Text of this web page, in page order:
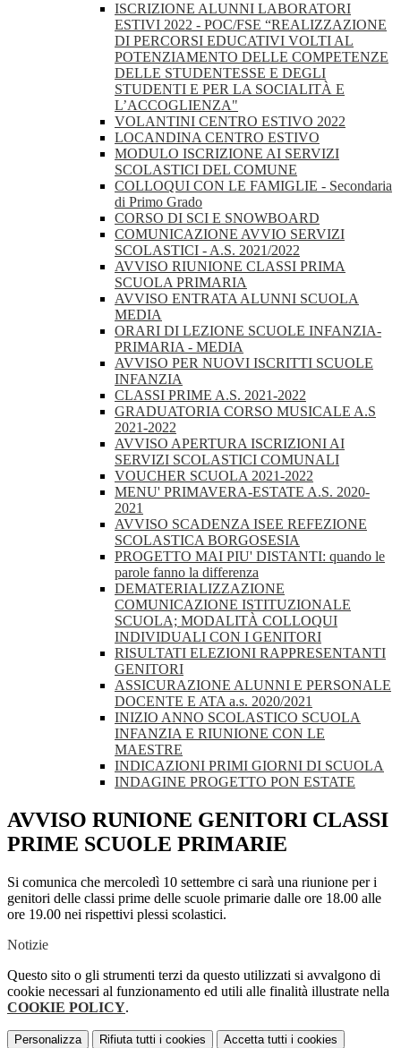
ISCRIZIONE ALUNNI LABORATORI
ESTIVI 2022 - POC/FSE “REALIZZAZIONE
DI PERCORSI EDUCATIVI VOLTI AL
POTENZIAMENTO DELLE COMPETENZE
DELLE STUDENTESSE E DEGLI
STUDENTI E PER LA SOCIALITÀ E
L’ACCOGLIENZA"
VOLANTINI CENTRO ESTIVO 2022
LOCANDINA CENTRO ESTIVO
MODULO ISCRIZIONE AI SERVIZI
SCOLASTICI DEL COMUNE
COLLOQUI CON LE FAMIGLIE - Secondaria
di Primo Grado
CORSO DI SCI E SNOWBOARD
COMUNICAZIONE AVVIO SERVIZI
SCOLASTICI - A.S. 2021/2022
AVVISO RIUNIONE CLASSI PRIMA
SCUOLA PRIMARIA
AVVISO ENTRATA ALUNNI SCUOLA
MEDIA
ORARI DI LEZIONE SCUOLE INFANZIA-
PRIMARIA - MEDIA
AVVISO PER NUOVI ISCRITTI SCUOLE
INFANZIA
CLASSI PRIME A.S. 2021-2022
GRADUATORIA CORSO MUSICALE A.S
2021-2022
AVVISO APERTURA ISCRIZIONI AI
SERVIZI SCOLASTICI COMUNALI
VOUCHER SCUOLA 2021-2022
MENU' PRIMAVERA-ESTATE A.S. 2020-
2021
AVVISO SCADENZA ISEE REFEZIONE
SCOLASTICA BORGOSESIA
PROGETTO MAI PIU' DISTANTI: quando le
parole fanno la differenza
DEMATERIALIZZAZIONE
COMUNICAZIONE ISTITUZIONALE
SCUOLA; MODALITÀ COLLOQUI
INDIVIDUALI CON I GENITORI
RISULTATI ELEZIONI RAPPRESENTANTI
GENITORI
ASSICURAZIONE ALUNNI E PERSONALE
DOCENTE E ATA a.s. 2020/2021
INIZIO ANNO SCOLASTICO SCUOLA
INFANZIA E RIUNIONE CON LE
MAESTRE
INDICAZIONI PRIMI GIORNI DI SCUOLA
INDAGINE PROGETTO PON ESTATE
AVVISO RUNIONE GENITORI CLASSI
PRIME SCUOLE PRIMARIE
Si comunica che mercoledì 10 settembre ci sarà una riunione per i
genitori delle classi prime delle scuole primarie dalle ore 18.00 alle
ore 19.00 nei rispettivi plessi scolastici.
Notizie
Questo sito o gli strumenti terzi da questo utilizzati si avvalgono di
cookie necessari al funzionamento ed utili alle finalità illustrate nella
COOKIE POLICY.
Personalizza Rifiuta tutti i cookies Accetta tutti i cookies